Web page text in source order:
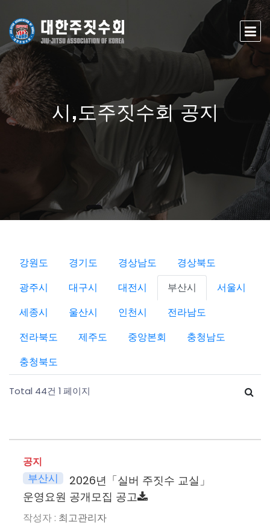
시,도주짓수회 공지
강원도 경기도 경상남도
경상북도
광주시
대구시 대전시 부산시
서울시
세종시
울산시 인천시
전라남도
전라북도
제주도 중앙본회
충청남도
충청북도
Total 44건 1 페이지
공지
부산시
2026년「실버 주짓수 교실」
운영요원 공개모집 공고
최고관리자